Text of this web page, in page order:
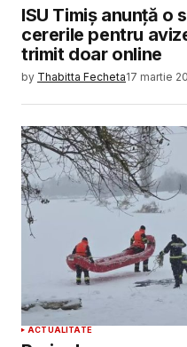
ISU Timiș anunță o
cererile pentru
trimit doar online
by Thabitta Fecheta17 martie
ACTUALITATE